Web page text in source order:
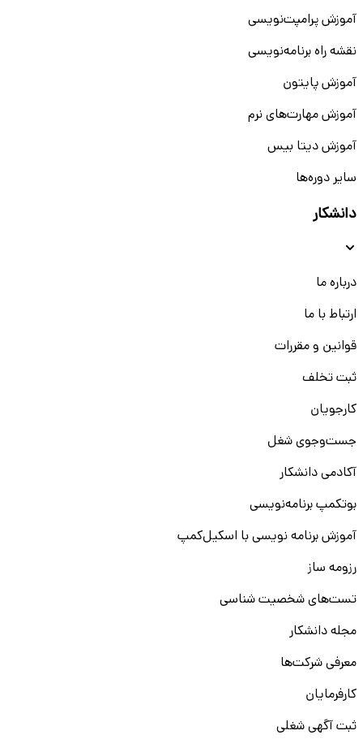
آموزش پرامپت‌نویسی
نقشه راه برنامه‌نویسی
آموزش پایتون
آموزش مهارت‌های نرم
آموزش دیتا بیس
سایر دوره‌ها
دانشکار
درباره ما
ارتباط با ما
قوانین و مقررات
ثبت تخلف
کارجویان
جست‌و‌جوی شغل
آکادمی دانشکار
بوتکمپ برنامه‌نویسی
آموزش برنامه نویسی با اسکیل‌کمپ
رزومه ساز
تست‌های شخصیت شناسی
مجله دانشکار
معرفی شرکت‌ها
کارفرمایان
ثبت آگهی شغلی